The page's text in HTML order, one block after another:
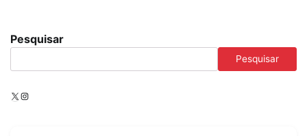
Pesquisar
Pesquisar
X Instagram